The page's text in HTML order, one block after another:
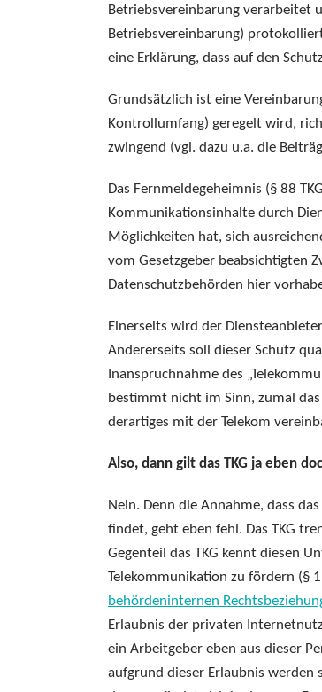
Betriebsvereinbarung verarbeitet
Betriebsvereinbarung)
eine Erklärung, dass auf den
Grundsätzlich ist eine
Kontrollumfang) geregelt wird,
zwingend (vgl. dazu u.a. die
Das Fernmeldegeheimnis (§ 88
Kommunikationsinhalte durch
Möglichkeiten hat, sich
vom Gesetzgeber beabsichtigten
Datenschutzbehörden hier
Einerseits wird der
Andererseits soll dieser Schutz
Inanspruchnahme des
bestimmt nicht im Sinn, zumal
derartiges mit der Telekom
Also, dann gilt das TKG ja eben
Nein. Denn die Annahme, dass
findet, geht eben fehl. Das TKG
Gegenteil das TKG kennt diesen
Telekommunikation zu fördern (§ 1
behördeninternen
Erlaubnis der privaten
ein Arbeitgeber eben aus dieser
aufgrund dieser Erlaubnis werden